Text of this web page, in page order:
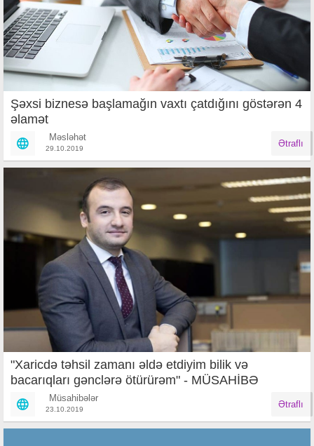
Şəxsi biznesə başlamağın vaxtı çatdığını göstərən 4
əlamət
Məsləhət
29.10.2019 Ətraflı
"Xaricdə təhsil zamanı əldə etdiyim bilik və
bacarıqları gənclərə ötürürəm" - MÜSAHİBƏ
Müsahibələr
23.10.2019 Ətraflı